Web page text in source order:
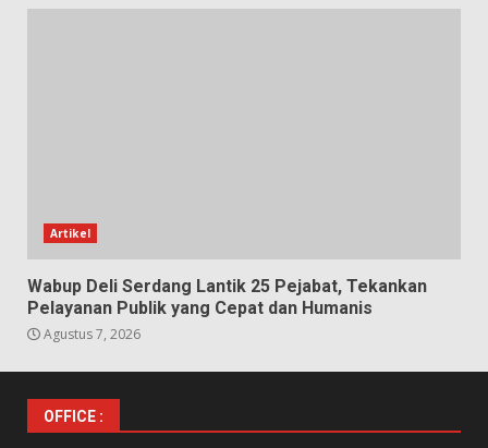
Artikel
Wabup Deli Serdang Lantik 25 Pejabat, Tekankan
Pelayanan Publik yang Cepat dan Humanis
Agustus 7, 2026
OFFICE :